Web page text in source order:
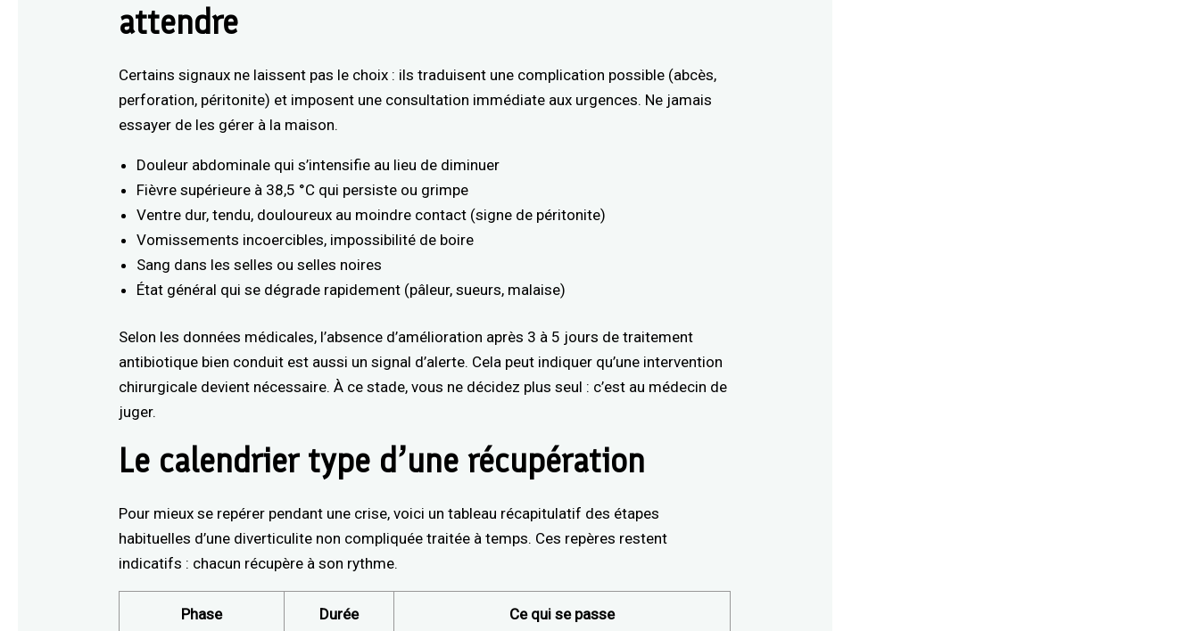
attendre
Certains signaux ne laissent pas le choix : ils traduisent une complication possible (abcès,
perforation, péritonite) et imposent une consultation immédiate aux urgences. Ne jamais
essayer de les gérer à la maison.
Douleur abdominale qui s’intensifie au lieu de diminuer
Fièvre supérieure à 38,5 °C qui persiste ou grimpe
Ventre dur, tendu, douloureux au moindre contact (signe de péritonite)
Vomissements incoercibles, impossibilité de boire
Sang dans les selles ou selles noires
État général qui se dégrade rapidement (pâleur, sueurs, malaise)
Selon les données médicales, l’absence d’amélioration après 3 à 5 jours de traitement
antibiotique bien conduit est aussi un signal d’alerte. Cela peut indiquer qu’une intervention
chirurgicale devient nécessaire. À ce stade, vous ne décidez plus seul : c’est au médecin de
juger.
Le calendrier type d’une récupération
Pour mieux se repérer pendant une crise, voici un tableau récapitulatif des étapes
habituelles d’une diverticulite non compliquée traitée à temps. Ces repères restent
indicatifs : chacun récupère à son rythme.
Phase Durée Ce qui se passe